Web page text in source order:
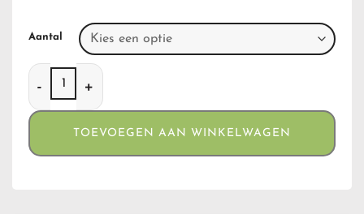
Aantal
Cool 44 Metal Grinder Pink Amsterdam XXX 50/4 aantal
TOEVOEGEN AAN WINKELWAGEN